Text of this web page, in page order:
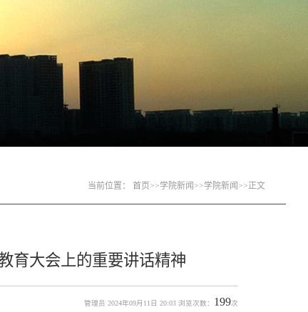
当前位置： 首页 >>学院新闻 >>学院新闻 >>正文
育大会上的重要讲话精神
管理员 2024年09月11日 20:03 浏览次数： 199次